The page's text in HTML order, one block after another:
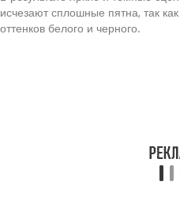
исчезают сплошные пятна, так
оттенков белого и черного.